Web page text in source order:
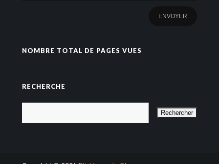
NOMBRE TOTAL DE PAGES VUES
RECHERCHE